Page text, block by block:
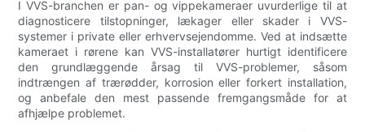
I VVS-branchen er pan- og vippekameraer uvurderlige til at
diagnosticere tilstopninger, lækager eller skader i VVS-
systemer i private eller erhvervsejendomme. Ved at indsætte
kameraet i rørene kan VVS-installatører hurtigt identificere
den grundlæggende årsag til VVS-problemer, såsom
indtrængen af ​​trærødder, korrosion eller forkert installation,
og anbefale den mest passende fremgangsmåde for at
afhjælpe problemet.